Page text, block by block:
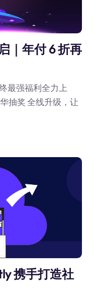
｜年付 6 折再
最强福利全力上
抽奖 全线升级，让
携手打造社